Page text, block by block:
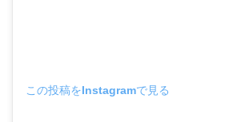
この投稿をInstagramで見る